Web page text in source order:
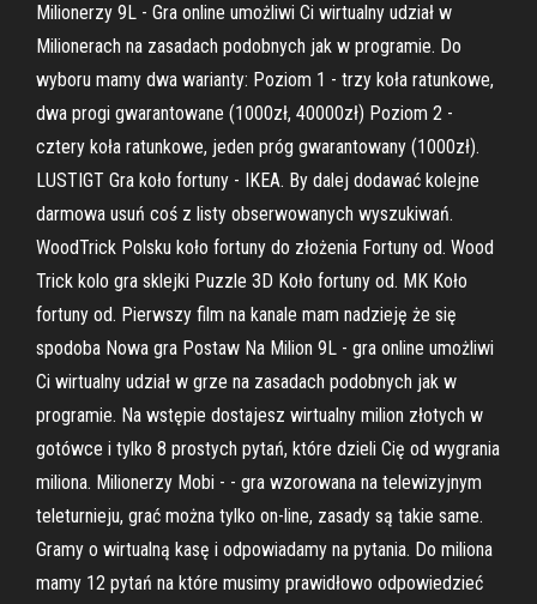
Milionerzy 9L - Gra online umożliwi Ci wirtualny udział w
Milionerach na zasadach podobnych jak w programie. Do
wyboru mamy dwa warianty: Poziom 1 - trzy koła ratunkowe,
dwa progi gwarantowane (1000zł, 40000zł) Poziom 2 -
cztery koła ratunkowe, jeden próg gwarantowany (1000zł).
LUSTIGT Gra koło fortuny - IKEA. By dalej dodawać kolejne
darmowa usuń coś z listy obserwowanych wyszukiwań.
WoodTrick Polsku koło fortuny do złożenia Fortuny od. Wood
Trick kolo gra sklejki Puzzle 3D Koło fortuny od. MK Koło
fortuny od. Pierwszy film na kanale mam nadzieję że się
spodoba Nowa gra Postaw Na Milion 9L - gra online umożliwi
Ci wirtualny udział w grze na zasadach podobnych jak w
programie. Na wstępie dostajesz wirtualny milion złotych w
gotówce i tylko 8 prostych pytań, które dzieli Cię od wygrania
miliona. Milionerzy Mobi - - gra wzorowana na telewizyjnym
teleturnieju, grać można tylko on-line, zasady są takie same.
Gramy o wirtualną kasę i odpowiadamy na pytania. Do miliona
mamy 12 pytań na które musimy prawidłowo odpowiedzieć